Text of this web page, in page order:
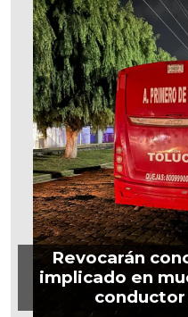
Revocarán
implicado en